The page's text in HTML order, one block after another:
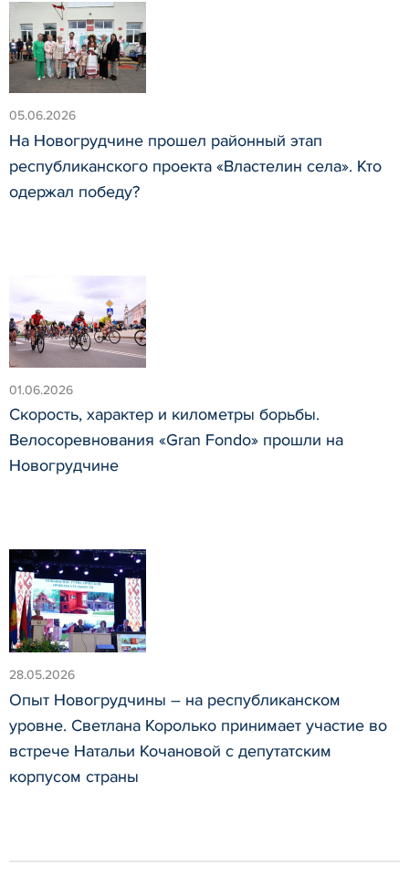
05.06.2026
На Новогрудчине прошел районный этап
республиканского проекта «Властелин села». Кто
одержал победу?
01.06.2026
Скорость, характер и километры борьбы.
Велосоревнования «Gran Fondo» прошли на
Новогрудчине
28.05.2026
Опыт Новогрудчины – на республиканском
уровне. Светлана Королько принимает участие во
встрече Натальи Кочановой с депутатским
корпусом страны